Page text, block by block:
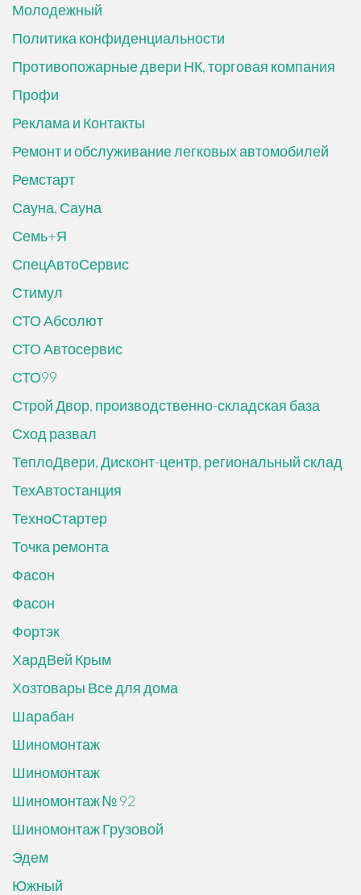
Молодежный
Политика конфиденциальности
Противопожарные двери НК, торговая компания
Профи
Реклама и Контакты
Ремонт и обслуживание легковых автомобилей
Ремстарт
Сауна, Сауна
Семь+Я
СпецАвтоСервис
Стимул
СТО Абсолют
СТО Автосервис
СТО99
Строй Двор, производственно-складская база
Сход развал
ТеплоДвери, Дисконт-центр, региональный склад
ТехАвтостанция
ТехноСтартер
Точка ремонта
Фасон
Фасон
Фортэк
ХардВей Крым
Хозтовары Все для дома
Шарабан
Шиномонтаж
Шиномонтаж
Шиномонтаж № 92
Шиномонтаж Грузовой
Эдем
Южный